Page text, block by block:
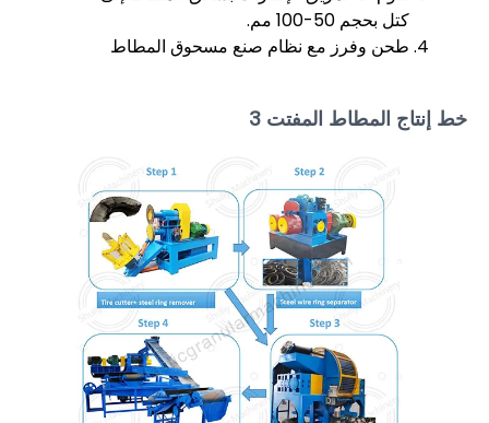
كتل بحجم 50-100 مم.
طحن وفرز مع نظام صنع مسحوق المطاط
خط إنتاج المطاط المفتت 3